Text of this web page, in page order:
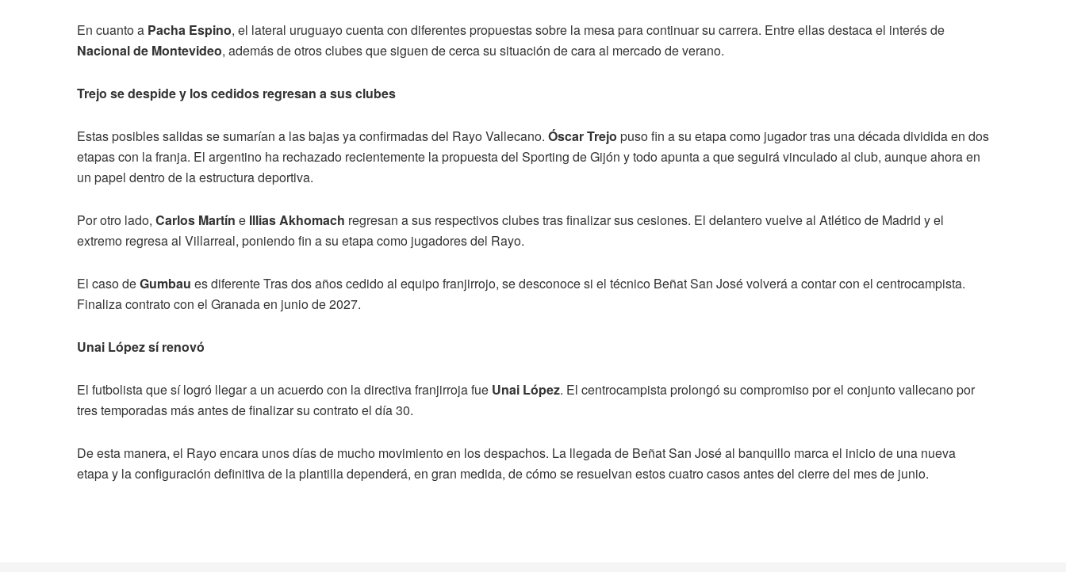
En cuanto a Pacha Espino, el lateral uruguayo cuenta con diferentes propuestas sobre la mesa para continuar su carrera. Entre ellas destaca el interés de
Nacional de Montevideo, además de otros clubes que siguen de cerca su situación de cara al mercado de verano.
Trejo se despide y los cedidos regresan a sus clubes
Estas posibles salidas se sumarían a las bajas ya confirmadas del Rayo Vallecano. Óscar Trejo puso fin a su etapa como jugador tras una década dividida en dos
etapas con la franja. El argentino ha rechazado recientemente la propuesta del Sporting de Gijón y todo apunta a que seguirá vinculado al club, aunque ahora en
un papel dentro de la estructura deportiva.
Por otro lado, Carlos Martín e Illias Akhomach regresan a sus respectivos clubes tras finalizar sus cesiones. El delantero vuelve al Atlético de Madrid y el
extremo regresa al Villarreal, poniendo fin a su etapa como jugadores del Rayo.
El caso deGumbau es diferente Tras dos años cedido al equipo franjirrojo, se desconoce si el técnico Beñat San José volverá a contar con el centrocampista.
Finaliza contrato con el Granada en junio de 2027.
Unai López sí renovó
El futbolista que sí logró llegar a un acuerdo con la directiva franjirroja fue Unai López. El centrocampista prolongó su compromiso por el conjunto vallecano por
tres temporadas más antes de finalizar su contrato el día 30.
De esta manera, el Rayo encara unos días de mucho movimiento en los despachos. La llegada de Beñat San José al banquillo marca el inicio de una nueva
etapa y la configuración definitiva de la plantilla dependerá, en gran medida, de cómo se resuelvan estos cuatro casos antes del cierre del mes de junio.